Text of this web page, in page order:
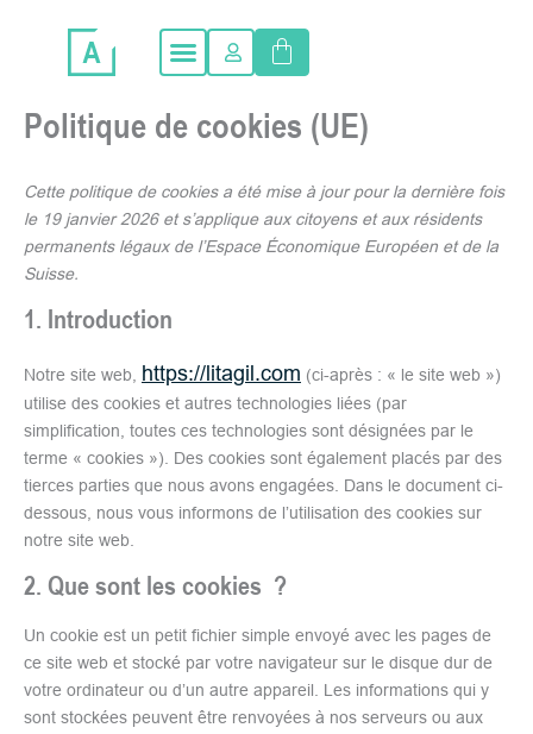
Panier
Politique de cookies (UE)
Cette politique de cookies a été mise à jour pour la dernière fois
le 19 janvier 2026 et s’applique aux citoyens et aux résidents
permanents légaux de l’Espace Économique Européen et de la
Suisse.
1. Introduction
Notre site web, https://litagil.com (ci-après : « le site web »)
utilise des cookies et autres technologies liées (par
simplification, toutes ces technologies sont désignées par le
terme « cookies »). Des cookies sont également placés par des
tierces parties que nous avons engagées. Dans le document ci-
dessous, nous vous informons de l’utilisation des cookies sur
notre site web.
2. Que sont les cookies ?
Un cookie est un petit fichier simple envoyé avec les pages de
ce site web et stocké par votre navigateur sur le disque dur de
votre ordinateur ou d’un autre appareil. Les informations qui y
sont stockées peuvent être renvoyées à nos serveurs ou aux